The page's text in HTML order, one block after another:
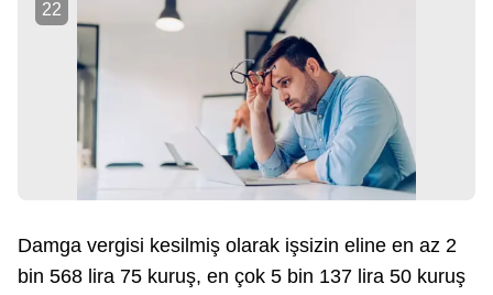
22
Damga vergisi kesilmiş olarak işsizin eline en az 2
bin 568 lira 75 kuruş, en çok 5 bin 137 lira 50 kuruş